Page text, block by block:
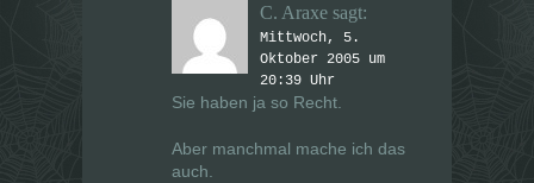
C. Araxe sagt:
Mittwoch, 5.
Oktober 2005 um
20:39 Uhr
Sie haben ja so Recht.
Aber manchmal mache ich das
auch.